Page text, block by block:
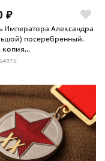
₽
Императора Александра
посеребренный.
копия...